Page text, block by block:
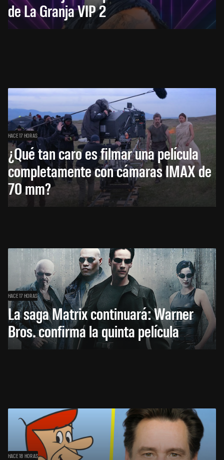
de La Granja VIP 2
HACE 17 HORAS
¿Qué tan caro es filmar una película
completamente con cámaras IMAX de
70 mm?
HACE 17 HORAS
La saga Matrix continuará: Warner
Bros. confirma la quinta película
HACE 18 HORAS